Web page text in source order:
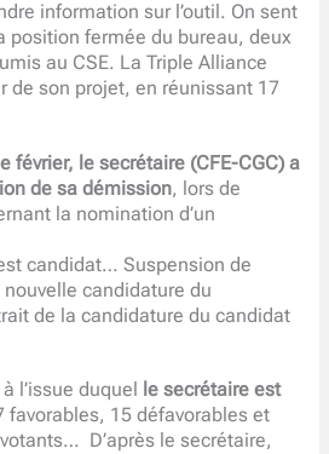
information sur l’outil. On sent
position fermée du bureau, deux
au CSE. La Triple Alliance
de son projet, en réunissant 17
février, le secrétaire (CFE-CGC) a
de sa démission, lors de
la nomination d’un
candidat… Suspension de
candidature du
de la candidature du candidat
l’issue duquel
le secrétaire est
favorables, 15 défavorables et
D’après le secrétaire,